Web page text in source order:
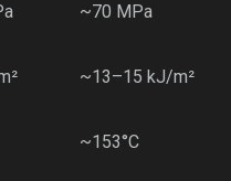
~70 MPa
~13–15 kJ/m²
~153°C